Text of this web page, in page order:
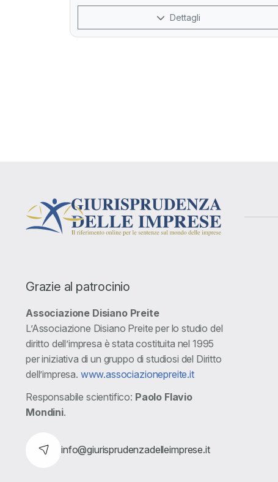
Dettagli
Grazie al patrocinio
Associazione Disiano Preite
L’Associazione Disiano Preite per lo studio del
diritto dell’impresa è stata costituita nel 1995
per iniziativa di un gruppo di studiosi del Diritto
dell’impresa. www.associazionepreite.it
Responsabile scientifico: Paolo Flavio
Mondini.
info@giurisprudenzadelleimprese.it